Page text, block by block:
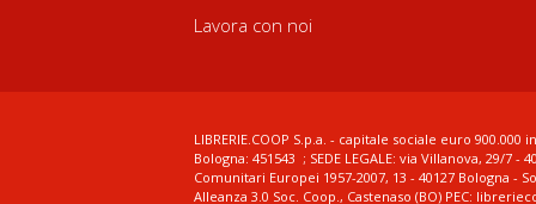
Lavora con noi
LIBRERIE.COOP S.p.a. - capitale sociale euro
Bologna: 451543 ; SEDE LEGALE: via Villanova, 29/7 -
Comunitari Europei 1957-2007, 13 - 40127 Bologna
Alleanza 3.0 Soc. Coop., Castenaso (BO) PEC: